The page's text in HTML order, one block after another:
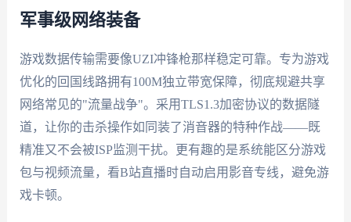
军事级网络装备
游戏数据传输需要像UZI冲锋枪那样稳定可靠。专为游戏
优化的回国线路拥有100M独立带宽保障，彻底规避共享
网络常见的"流量战争"。采用TLS1.3加密协议的数据隧
道，让你的击杀操作如同装了消音器的特种作战——既
精准又不会被ISP监测干扰。更有趣的是系统能区分游戏
包与视频流量，看B站直播时自动启用影音专线，避免游
戏卡顿。